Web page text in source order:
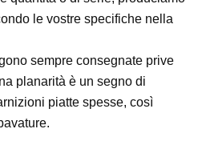
le vostre specifiche nella
sempre consegnate prive
planarità è un segno di
piatte spesse, così